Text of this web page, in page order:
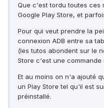
Que c'est tordu toutes ces
Google Play Store, et
Pour qui veut prendre la
connexion ADB entre sa
(les tutos abondent sur le
Store c'est une commande
Et au moins on n'a ajouté
un Play Store tel qu'il est
préinstallé.